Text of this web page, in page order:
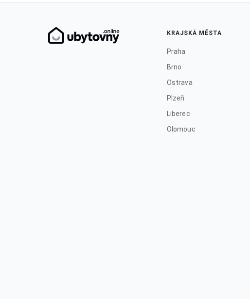
KRAJSKÁ MĚSTA
Praha
Brno
Ostrava
Plzeň
Liberec
Olomouc